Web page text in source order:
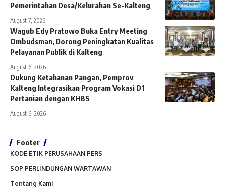
Pemerintahan Desa/Kelurahan Se-Kalteng
August 7, 2026
Wagub Edy Pratowo Buka Entry Meeting
Ombudsman, Dorong Peningkatan Kualitas
Pelayanan Publik di Kalteng
August 6, 2026
Dukung Ketahanan Pangan, Pemprov
Kalteng Integrasikan Program Vokasi D1
Pertanian dengan KHBS
August 6, 2026
Footer
KODE ETIK PERUSAHAAN PERS
SOP PERLINDUNGAN WARTAWAN
Tentang Kami